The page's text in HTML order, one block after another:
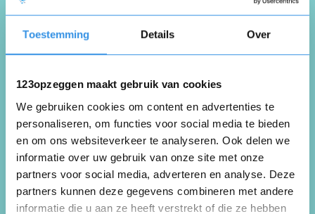
Toestemming Details Over
123opzeggen maakt gebruik van cookies
We gebruiken cookies om content en advertenties te
personaliseren, om functies voor social media te bieden
en om ons websiteverkeer te analyseren. Ook delen we
informatie over uw gebruik van onze site met onze
partners voor social media, adverteren en analyse. Deze
partners kunnen deze gegevens combineren met andere
informatie die u aan ze heeft verstrekt of die ze hebben